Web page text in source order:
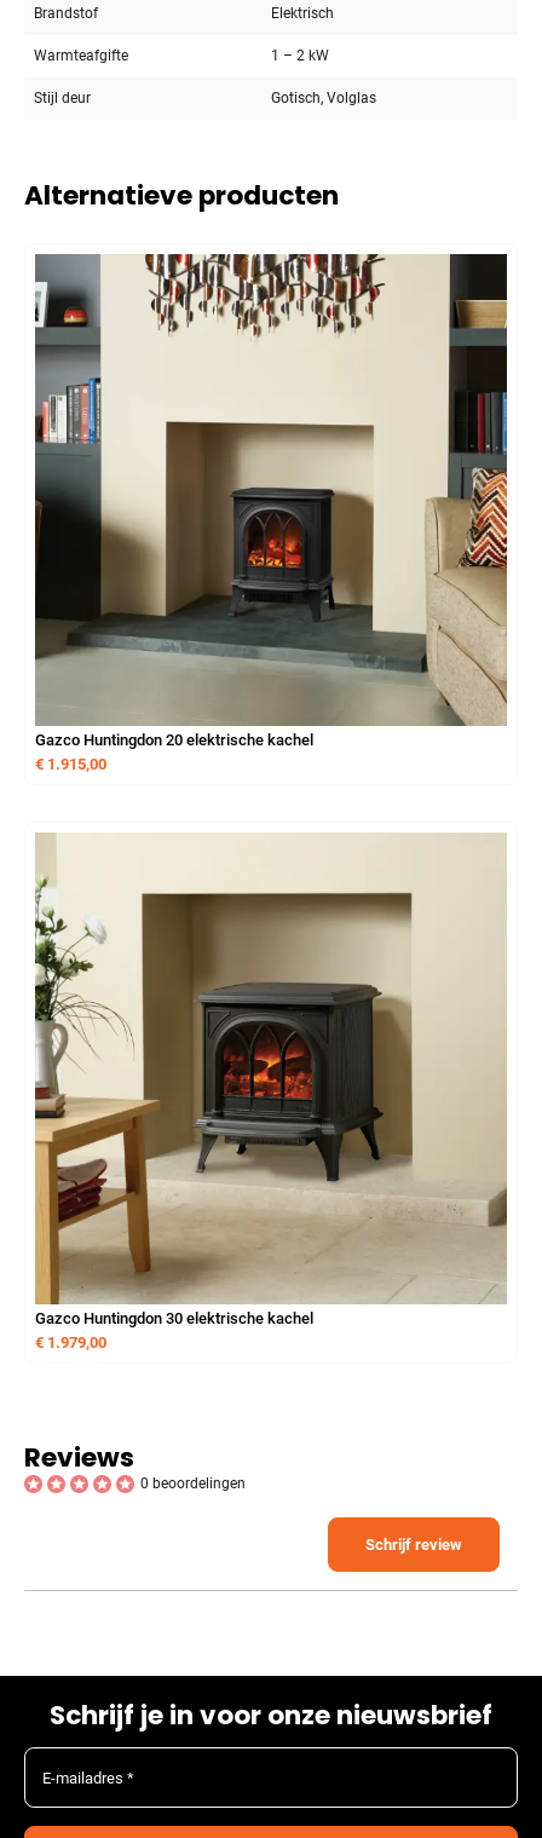
Brandstof Elektrisch
Warmteafgifte 1 – 2 kW
Stijl deur Gotisch, Volglas
Alternatieve producten
Gazco Huntingdon 20 elektrische kachel
€ 1.915,00
Gazco Huntingdon 30 elektrische kachel
€ 1.979,00
Reviews
0 beoordelingen
Schrijf review
Schrijf je in voor onze nieuwsbrief
E-mailadres *